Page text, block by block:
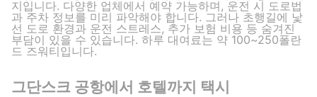
지입니다. 다양한 업체에서 예약 가능하며, 운전 시 도로법
과 주차 정보를 미리 파악해야 합니다. 그러나 초행길에 낯
선 도로 환경과 운전 스트레스, 추가 보험 비용 등 숨겨진
부담이 있을 수 있습니다. 하루 대여료는 약 100~250폴란
드 즈워티입니다.
그단스크 공항에서 호텔까지 택시